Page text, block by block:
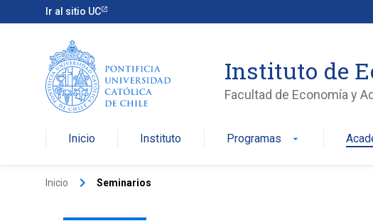
Ir al sitio UC
Instituto de
Facultad de Economía y
Inicio Instituto Programas arrow_drop_down
Inicio keyboard_arrow_right Seminarios